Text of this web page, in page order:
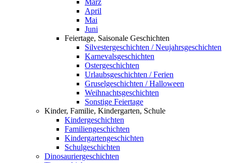
März
April
Mai
Juni
Feiertage, Saisonale Geschichten
Silvestergeschichten / Neujahrsgeschichten
Karnevalsgeschichten
Ostergeschichten
Urlaubsgeschichten / Ferien
Gruselgeschichten / Halloween
Weihnachtsgeschichten
Sonstige Feiertage
Kinder, Familie, Kindergarten, Schule
Kindergeschichten
Familiengeschichten
Kindergartengeschichten
Schulgeschichten
Dinosauriergeschichten